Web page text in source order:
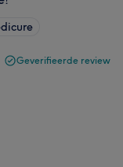
Geverifieerde review